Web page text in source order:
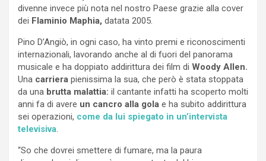
divenne invece più nota nel nostro Paese grazie alla cover
dei Flaminio Maphia, datata 2005.
Pino D’Angiò, in ogni caso, ha vinto premi e riconoscimenti
internazionali, lavorando anche al di fuori del panorama
musicale e ha doppiato addirittura dei film di Woody Allen.
Una carriera pienissima la sua, che però è stata stoppata
da una brutta malattia: il cantante infatti ha scoperto molti
anni fa di avere un cancro alla gola e ha subito addirittura
sei operazioni, come da lui spiegato in un’intervista
televisiva.
“So che dovrei smettere di fumare, ma la paura